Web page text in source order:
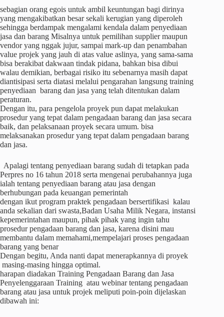
sebagian orang egois untuk ambil keuntungan bagi dirinya
yang mengakibatkan besar sekali kerugian yang diperoleh
sehingga berdampak mengalami kendala dalam penyediaan
jasa dan barang Misalnya untuk pemilihan supplier maupun
vendor yang nggak jujur, sampai mark-up dan penambahan
value projek yang jauh di atas value aslinya, yang sama-sama
bisa berakibat dakwaan tindak pidana, bahkan bisa dibui
walau demikian, berbagai risiko itu sebenarnya masih dapat
diantisipasi serta diatasi melalui pengarahan langsung training
penyediaan barang dan jasa yang telah ditentukan dalam
peraturan.
Dengan itu, para pengelola proyek pun dapat melakukan
prosedur yang tepat dalam pengadaan barang dan jasa secara
baik, dan pelaksanaan proyek secara umum. bisa
melaksanakan prosedur yang tepat dalam pengadaan barang
dan jasa.
Apalagi tentang penyediaan barang sudah di tetapkan pada
Perpres no 16 tahun 2018 serta mengenai perubahannya juga
ialah tentang penyediaan barang atau jasa dengan
berhubungan pada keuangan pemerintah
dengan ikut program praktek pengadaan bersertifikasi kalau
anda sekalian dari swasta,Badan Usaha Milik Negara, instansi
kepemerintahan maupun, pihak pihak yang ingin tahu
prosedur pengadaan barang dan jasa, karena disini mau
membantu dalam memahami,mempelajari proses pengadaan
barang yang benar
Dengan begitu, Anda nanti dapat menerapkannya di proyek
masing-masing hingga optimal.
harapan diadakan Training Pengadaan Barang dan Jasa
Penyelenggaraan Training atau webinar tentang pengadaan
barang atau jasa untuk projek meliputi poin-poin dijelaskan
dibawah ini: